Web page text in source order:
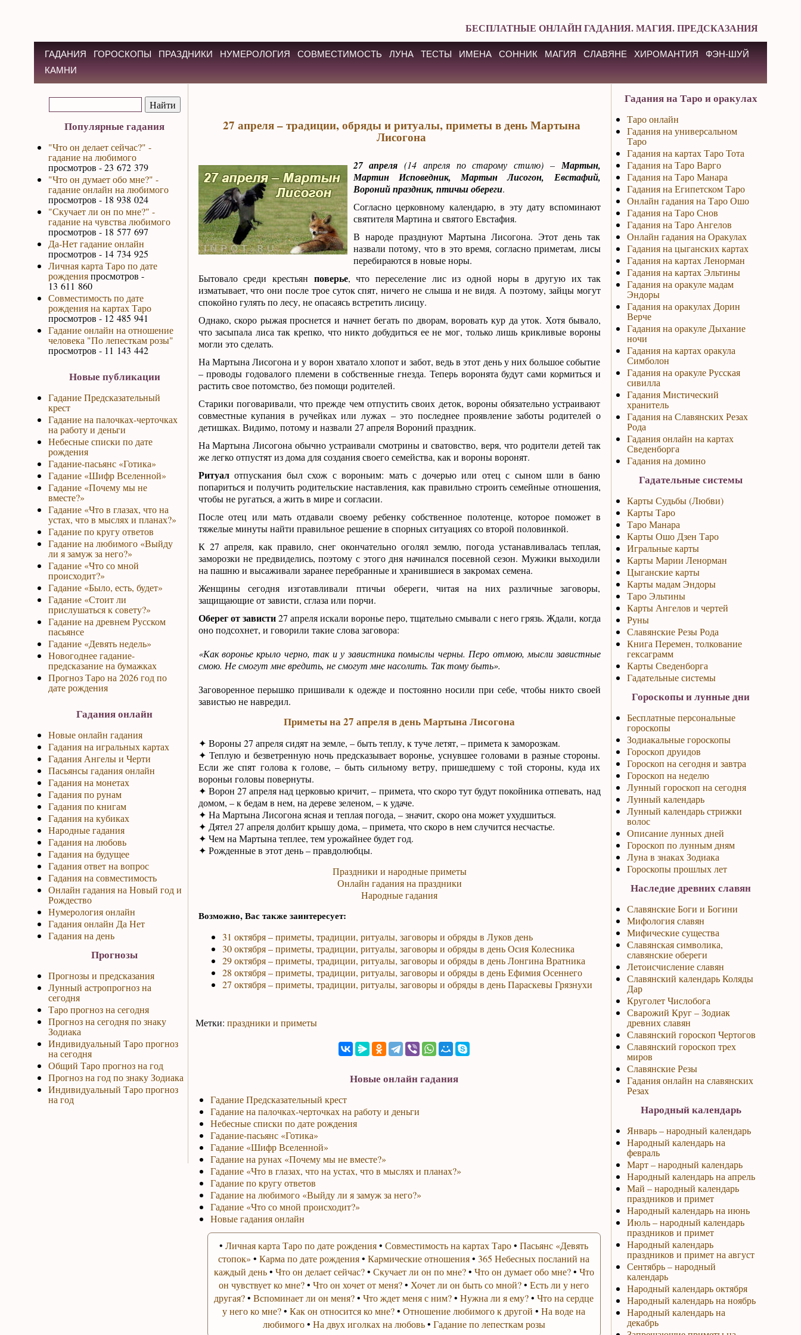
БЕСПЛАТНЫЕ ОНЛАЙН ГАДАНИЯ. МАГИЯ. ПРЕДСКАЗАНИЯ
ГАДАНИЯ ГОРОСКОПЫ ПРАЗДНИКИ НУМЕРОЛОГИЯ СОВМЕСТИМОСТЬ ЛУНА ТЕСТЫ ИМЕНА СОННИК МАГИЯ СЛАВЯНЕ ХИРОМАНТИЯ
ФЭН-ШУЙ
КАМНИ
Популярные гадания
"Что он делает сейчас?" -
гадание на любимого
просмотров - 23 672 379
"Что он думает обо мне?" -
гадание онлайн на любимого
просмотров - 18 938 024
"Скучает ли он по мне?" -
гадание на чувства любимого
просмотров - 18 577 697
Да-Нет гадание онлайн
просмотров - 14 734 925
Личная карта Таро по дате
рожденияпросмотров -
13 611 860
Совместимость по дате
рождения на картах Таро
просмотров - 12 485 941
Гадание онлайн на отношение
человека "По лепесткам розы"
просмотров - 11 143 442
Новые публикации
Гадание Предсказательный
крест
Гадание на палочках-черточках
на работу и деньги
Небесные списки по дате
рождения
Гадание-пасьянс «Готика»
Гадание «Шифр Вселенной»
Гадание «Почему мы не
вместе?»
Гадание «Что в глазах, что на
устах, что в мыслях и планах?»
Гадание по кругу ответов
Гадание на любимого «Выйду
ли я замуж за него?»
Гадание «Что со мной
происходит?»
Гадание «Было, есть, будет»
Гадание «Стоит ли
прислушаться к совету?»
Гадание на древнем Русском
пасьянсе
Гадание «Девять недель»
Новогоднее гадание-
предсказание на бумажках
Прогноз Таро на 2026 год по
дате рождения
Гадания онлайн
Новые онлайн гадания
Гадания на игральных картах
Гадания Ангелы и Черти
Пасьянсы гадания онлайн
Гадания на монетах
Гадания по рунам
Гадания по книгам
Гадания на кубиках
Народные гадания
Гадания на любовь
Гадания на будущее
Гадания ответ на вопрос
Гадания на совместимость
Онлайн гадания на Новый год и
Рождество
Нумерология онлайн
Гадания онлайн Да Нет
Гадания на день
Прогнозы
Прогнозы и предсказания
Лунный астропрогноз на
сегодня
Таро прогноз на сегодня
Прогноз на сегодня по знаку
Зодиака
Индивидуальный Таро прогноз
на сегодня
Общий Таро прогноз на год
Прогноз на год по знаку Зодиака
Индивидуальный Таро прогноз
на год
27 апреля – традиции, обряды и ритуалы, приметы в день Мартына
Лисогона
27 апреля (14 апреля по старому стилю) – Мартын,
Мартин Исповедник, Мартын Лисогон, Евстафий,
Вороний праздник, птичьи обереги.
Согласно церковному календарю, в эту дату вспоминают
святителя Мартина и святого Евстафия.
В народе празднуют Мартына Лисогона. Этот день так
назвали потому, что в это время, согласно приметам, лисы
перебираются в новые норы.
Бытовало среди крестьян поверье, что переселение лис из одной норы в другую их так
изматывает, что они после трое суток спят, ничего не слыша и не видя. А поэтому, зайцы могут
спокойно гулять по лесу, не опасаясь встретить лисицу.
Однако, скоро рыжая проснется и начнет бегать по дворам, воровать кур да уток. Хотя бывало,
что засыпала лиса так крепко, что никто добудиться ее не мог, только лишь крикливые вороны
могли это сделать.
На Мартына Лисогона и у ворон хватало хлопот и забот, ведь в этот день у них большое событие
– проводы годовалого племени в собственные гнезда. Теперь воронята будут сами кормиться и
растить свое потомство, без помощи родителей.
Старики поговаривали, что прежде чем отпустить своих деток, вороны обязательно устраивают
совместные купания в ручейках или лужах – это последнее проявление заботы родителей о
детишках. Видимо, потому и назвали 27 апреля Вороний праздник.
На Мартына Лисогона обычно устраивали смотрины и сватовство, веря, что родители детей так
же легко отпустят из дома для создания своего семейства, как и вороны воронят.
Ритуалотпускания был схож с вороньим: мать с дочерью или отец с сыном шли в баню
попариться и получить родительские наставления, как правильно строить семейные отношения,
чтобы не ругаться, а жить в мире и согласии.
После отец или мать отдавали своему ребенку собственное полотенце, которое поможет в
тяжелые минуты найти правильное решение в спорных ситуациях со второй половинкой.
К 27 апреля, как правило, снег окончательно оголял землю, погода устанавливалась теплая,
заморозки не предвиделись, поэтому с этого дня начинался посевной сезон. Мужики выходили
на пашню и высаживали заранее перебранные и хранившиеся в закромах семена.
Женщины сегодня изготавливали птичьи обереги, читая на них различные заговоры,
защищающие от зависти, сглаза или порчи.
Оберег от зависти27 апреля искали воронье перо, тщательно смывали с него грязь. Ждали, когда
оно подсохнет, и говорили такие слова заговора:
«Как воронье крыло черно, так и у завистника помыслы черны. Перо отмою, мысли завистные
смою. Не смогут мне вредить, не смогут мне насолить. Так тому быть».
Заговоренное перышко пришивали к одежде и постоянно носили при себе, чтобы никто своей
завистью не навредил.
Приметы на 27 апреля в день Мартына Лисогона
✦ Вороны 27 апреля сидят на земле, – быть теплу, к туче летят, – примета к заморозкам.
✦ Теплую и безветренную ночь предсказывает воронье, уснувшее головами в разные стороны.
Если же спят голова к голове, – быть сильному ветру, пришедшему с той стороны, куда их
вороньи головы повернуты.
✦ Ворон 27 апреля над церковью кричит, – примета, что скоро тут будут покойника отпевать, над
домом, – к бедам в нем, на дереве зеленом, – к удаче.
✦ На Мартына Лисогона ясная и теплая погода, – значит, скоро она может ухудшиться.
✦ Дятел 27 апреля долбит крышу дома, – примета, что скоро в нем случится несчастье.
✦ Чем на Мартына теплее, тем урожайнее будет год.
✦ Рожденные в этот день – правдолюбцы.
Праздники и народные приметы
Онлайн гадания на праздники
Народные гадания
Возможно, Вас также заинтересует:
31 октября – приметы, традиции, ритуалы, заговоры и обряды в Луков день
30 октября – приметы, традиции, ритуалы, заговоры и обряды в день Осия Колесника
29 октября – приметы, традиции, ритуалы, заговоры и обряды в день Лонгина Вратника
28 октября – приметы, традиции, ритуалы, заговоры и обряды в день Ефимия Осеннего
27 октября – приметы, традиции, ритуалы, заговоры и обряды в день Параскевы Грязнухи
Метки: праздники и приметы
Новые онлайн гадания
Гадание Предсказательный крест
Гадание на палочках-черточках на работу и деньги
Небесные списки по дате рождения
Гадание-пасьянс «Готика»
Гадание «Шифр Вселенной»
Гадание на рунах «Почему мы не вместе?»
Гадание «Что в глазах, что на устах, что в мыслях и планах?»
Гадание по кругу ответов
Гадание на любимого «Выйду ли я замуж за него?»
Гадание «Что со мной происходит?»
Новые гадания онлайн
• Личная карта Таро по дате рождения• Совместимость на картах Таро• Пасьянс «Девять
стопок» • Карма по дате рождения• Кармические отношения• 365 Небесных посланий на
каждый день• Что он делает сейчас?• Скучает ли он по мне?• Что он думает обо мне?• Что
он чувствует ко мне?• Что он хочет от меня?• Хочет ли он быть со мной?• Есть ли у него
другая?• Вспоминает ли он меня?• Что ждет меня с ним?• Нужна ли я ему?• Что на сердце
у него ко мне?• Как он относится ко мне?• Отношение любимого к другой • На воде на
любимого• На двух иголках на любовь• Гадание по лепесткам розы
Гадания на Таро и оракулах
Таро онлайн
Гадания на универсальном
Таро
Гадания на картах Таро Тота
Гадания на Таро Варго
Гадания на Таро Манара
Гадания на Египетском Таро
Онлайн гадания на Таро Ошо
Гадания на Таро Снов
Гадания на Таро Ангелов
Онлайн гадания на Оракулах
Гадания на цыганских картах
Гадания на картах Ленорман
Гадания на картах Эльтины
Гадания на оракуле мадам
Эндоры
Гадания на оракулах Дорин
Верче
Гадания на оракуле Дыхание
ночи
Гадания на картах оракула
Симболон
Гадания на оракуле Русская
сивилла
Гадания Мистический
хранитель
Гадания на Славянских Резах
Рода
Гадания онлайн на картах
Сведенборга
Гадания на домино
Гадательные системы
Карты Судьбы (Любви)
Карты Таро
Таро Манара
Карты Ошо Дзен Таро
Игральные карты
Карты Марии Ленорман
Цыганские карты
Карты мадам Эндоры
Таро Эльтины
Карты Ангелов и чертей
Руны
Славянские Резы Рода
Книга Перемен, толкование
гексаграмм
Карты Сведенборга
Гадательные системы
Гороскопы и лунные дни
Бесплатные персональные
гороскопы
Зодиакальные гороскопы
Гороскоп друидов
Гороскоп на сегодня и завтра
Гороскоп на неделю
Лунный гороскоп на сегодня
Лунный календарь
Лунный календарь стрижки
волос
Описание лунных дней
Гороскоп по лунным дням
Луна в знаках Зодиака
Гороскопы прошлых лет
Наследие древних славян
Славянские Боги и Богини
Мифология славян
Мифические существа
Славянская символика,
славянские обереги
Летоисчисление славян
Славянский календарь Коляды
Дар
Круголет Числобога
Сварожий Круг – Зодиак
древних славян
Славянский гороскоп Чертогов
Славянский гороскоп трех
миров
Славянские Резы
Гадания онлайн на славянских
Резах
Народный календарь
Январь – народный календарь
Народный календарь на
февраль
Март – народный календарь
Народный календарь на апрель
Май – народный календарь
праздников и примет
Народный календарь на июнь
Июль – народный календарь
праздников и примет
Народный календарь
праздников и примет на август
Сентябрь – народный
календарь
Народный календарь октября
Народный календарь на ноябрь
Народный календарь на
декабрь